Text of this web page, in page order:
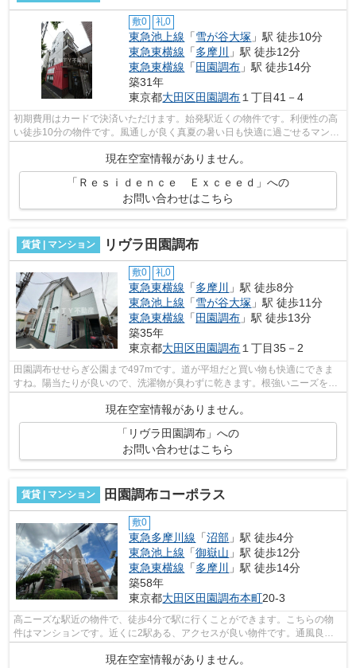
敷0 礼0
東急池上線 「雪が谷大塚 」駅 徒歩10分
東急東横線 「多摩川
」駅 徒歩12分
東急東横線 「 田園調布 」駅 徒歩14分
築31年
東京都大田区田園調布 １丁目41－4
初期費用はカードで決済いただけます。始発駅近くの物件です。利便性の高
い徒歩10分の物件です。風通しが良く真夏の暑い日も快適に過ごせるマンシ
現在空室情報がありません。
「Ｒｅｓｉｄｅｎｃｅ Ｅｘｃｅｅｄ」への
お問い合わせはこちら
賃貸 | マンション リヴラ田園調布
敷0 礼0
東急東横線 「多摩川
」駅 徒歩8分
東急池上線 「雪が谷大塚 」駅 徒歩11分
東急東横線 「 田園調布 」駅 徒歩13分
築35年
東京都大田区田園調布 １丁目35－2
田園調布せせらぎ公園まで497mです。道が平坦だと買い物も快適にできま
すね。陽当たりが良いので、洗濯物が臭わずに乾きます。根強いニーズを誇
る駅近の物件となり、徒歩8分に駅があり...
現在空室情報がありません。
「リヴラ田園調布」への
お問い合わせはこちら
賃貸 | マンション 田園調布コーポラス
敷0
東急多摩川線 「沼部 」駅 徒歩4分
東急池上線 「御嶽山 」駅 徒歩12分
東急東横線 「多摩川
」駅 徒歩14分
築58年
東京都大田区田園調布本町20-3
高ニーズな駅近の物件で、徒歩4分で駅に行くことができます。こちらの物
件はマンションです。近くに2駅ある、アクセスが良い物件です。通風良好
現在空室情報がありません。